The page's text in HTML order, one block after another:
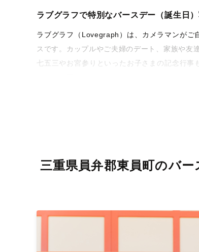
ラブグラフで特別なバースデー（誕生日
ラブグラフ（Lovegraph）は、カメラマンがご
スです。カップルやご夫婦のデート、家族や友
七五三やお宮参りといったお子さまの記念行
丁寧なレタッチで思い出を美しく仕上げま
撮影後は、独自の編集技術で写真の明るさや
りに。きっと「こんな写真を撮ってほしかっ
い。
三重県員弁郡東員町のバ